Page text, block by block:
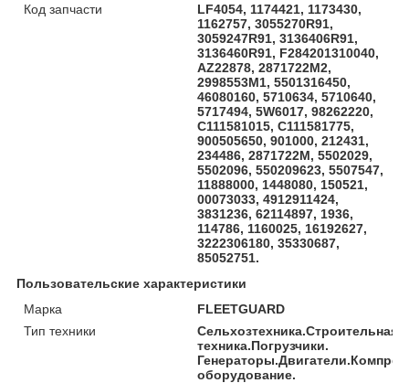
Код запчасти
LF4054, 1174421, 1173430,
1162757, 3055270R91,
3059247R91, 3136406R91,
3136460R91, F284201310040,
AZ22878, 2871722M2,
2998553M1, 5501316450,
46080160, 5710634, 5710640,
5717494, 5W6017, 98262220,
C111581015, C111581775,
900505650, 901000, 212431,
234486, 2871722M, 5502029,
5502096, 550209623, 5507547,
11888000, 1448080, 150521,
00073033, 4912911424,
3831236, 62114897, 1936,
114786, 1160025, 16192627,
3222306180, 35330687,
85052751.
Пользовательские характеристики
Марка
FLEETGUARD
Тип техники
Сельхозтехника.Строительная
техника.Погрузчики.
оборудование.